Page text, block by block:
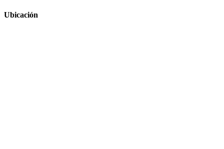
Ubicación